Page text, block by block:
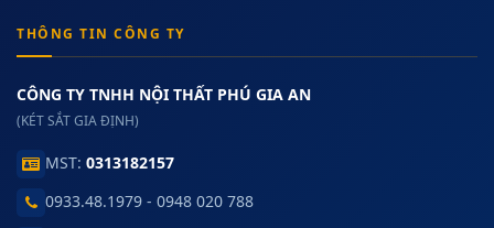
THÔNG TIN CÔNG TY
CÔNG TY TNHH NỘI THẤT PHÚ GIA AN
(KÉT SẮT GIA ĐỊNH)
MST: 0313182157
0933.48.1979 - 0948 020 788